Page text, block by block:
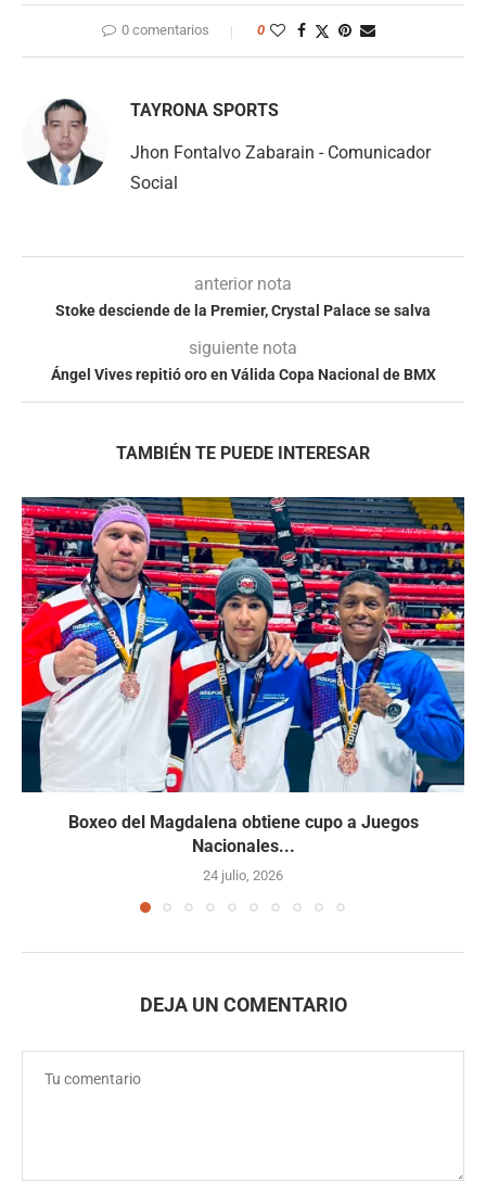
0 comentarios 0
TAYRONA SPORTS
Jhon Fontalvo Zabarain - Comunicador
Social
anterior nota
Stoke desciende de la Premier, Crystal Palace se salva
siguiente nota
Ángel Vives repitió oro en Válida Copa Nacional de BMX
TAMBIÉN TE PUEDE INTERESAR
Boxeo del Magdalena obtiene cupo a Juegos
Nacionales...
24 julio, 2026
DEJA UN COMENTARIO